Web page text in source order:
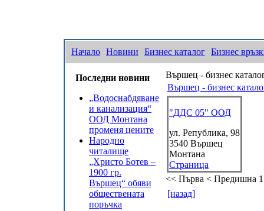
Начало Новини Бизнес каталог Бизнес
Последни новини
„Водоснабдяване
и канализация“
ООД Монтана
променя цените
Народно
читалище
„Христо Ботев –
1900 гр.
Вършец“ обяви
обществената
поръчка
Вършец - бизнес
Вършец - бизнес
"ДДС 05" ООД
ул. Република, 98
3540 Вършец
Монтана
Страница
<< Първа < Предишна 1
[назад]